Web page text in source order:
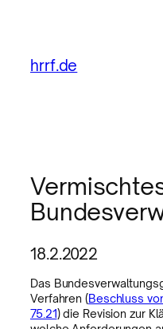
hrrf.de
18.2.2022
Das
Verfahren (Beschluss
75.21) die Revision zur